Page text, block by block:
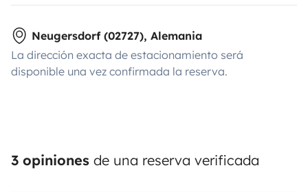
Neugersdorf (02727), Alemania
La dirección exacta de estacionamiento será
disponible una vez confirmada la reserva.
3 opiniones de una reserva verificada